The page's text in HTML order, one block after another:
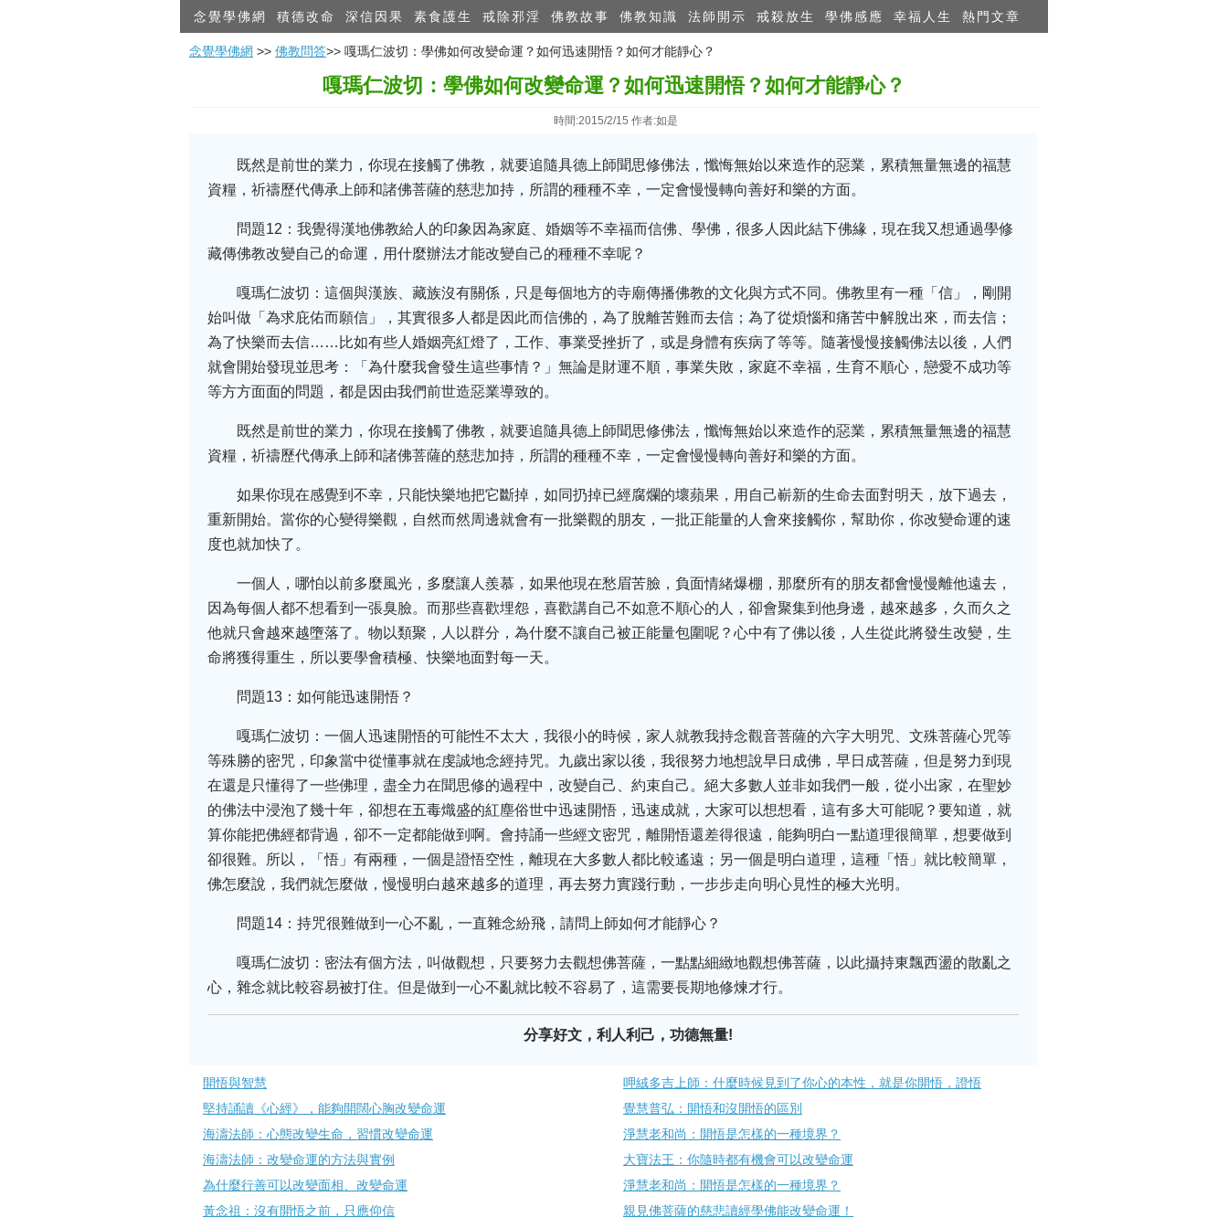
念覺學佛網 積德改命 深信因果 素食護生 戒除邪淫 佛教故事 佛教知識 法師開示 戒殺放生 學佛感應 幸福人生 熱門文章
念覺學佛網 >> 佛教問答>> 嘎瑪仁波切：學佛如何改變命運？如何迅速開悟？如何才能靜心？
嘎瑪仁波切：學佛如何改變命運？如何迅速開悟？如何才能靜心？
時間:2015/2/15 作者:如是
既然是前世的業力，你現在接觸了佛教，就要追隨具德上師聞思修佛法，懺悔無始以來造作的惡業，累積無量無邊的福慧
資糧，祈禱歷代傳承上師和諸佛菩薩的慈悲加持，所謂的種種不幸，一定會慢慢轉向善好和樂的方面。
問題12：我覺得漢地佛教給人的印象因為家庭、婚姻等不幸福而信佛、學佛，很多人因此結下佛緣，現在我又想通過學修
藏傳佛教改變自己的命運，用什麼辦法才能改變自己的種種不幸呢？
嘎瑪仁波切：這個與漢族、藏族沒有關係，只是每個地方的寺廟傳播佛教的文化與方式不同。佛教里有一種「信」，剛開
始叫做「為求庇佑而願信」，其實很多人都是因此而信佛的，為了脫離苦難而去信；為了從煩惱和痛苦中解脫出來，而去信；
為了快樂而去信……比如有些人婚姻亮紅燈了，工作、事業受挫折了，或是身體有疾病了等等。隨著慢慢接觸佛法以後，人們
就會開始發現並思考：「為什麼我會發生這些事情？」無論是財運不順，事業失敗，家庭不幸福，生育不順心，戀愛不成功等
等方方面面的問題，都是因由我們前世造惡業導致的。
既然是前世的業力，你現在接觸了佛教，就要追隨具德上師聞思修佛法，懺悔無始以來造作的惡業，累積無量無邊的福慧
資糧，祈禱歷代傳承上師和諸佛菩薩的慈悲加持，所謂的種種不幸，一定會慢慢轉向善好和樂的方面。
如果你現在感覺到不幸，只能快樂地把它斷掉，如同扔掉已經腐爛的壞蘋果，用自己嶄新的生命去面對明天，放下過去，
重新開始。當你的心變得樂觀，自然而然周邊就會有一批樂觀的朋友，一批正能量的人會來接觸你，幫助你，你改變命運的速
度也就加快了。
一個人，哪怕以前多麼風光，多麼讓人羨慕，如果他現在愁眉苦臉，負面情緒爆棚，那麼所有的朋友都會慢慢離他遠去，
因為每個人都不想看到一張臭臉。而那些喜歡埋怨，喜歡講自己不如意不順心的人，卻會聚集到他身邊，越來越多，久而久之
他就只會越來越墮落了。物以類聚，人以群分，為什麼不讓自己被正能量包圍呢？心中有了佛以後，人生從此將發生改變，生
命將獲得重生，所以要學會積極、快樂地面對每一天。
問題13：如何能迅速開悟？
嘎瑪仁波切：一個人迅速開悟的可能性不太大，我很小的時候，家人就教我持念觀音菩薩的六字大明咒、文殊菩薩心咒等
等殊勝的密咒，印象當中從懂事就在虔誠地念經持咒。九歲出家以後，我很努力地想說早日成佛，早日成菩薩，但是努力到現
在還是只懂得了一些佛理，盡全力在聞思修的過程中，改變自己、約束自己。絕大多數人並非如我們一般，從小出家，在聖妙
的佛法中浸泡了幾十年，卻想在五毒熾盛的紅塵俗世中迅速開悟，迅速成就，大家可以想想看，這有多大可能呢？要知道，就
算你能把佛經都背過，卻不一定都能做到啊。會持誦一些經文密咒，離開悟還差得很遠，能夠明白一點道理很簡單，想要做到
卻很難。所以，「悟」有兩種，一個是證悟空性，離現在大多數人都比較遙遠；另一個是明白道理，這種「悟」就比較簡單，
佛怎麼說，我們就怎麼做，慢慢明白越來越多的道理，再去努力實踐行動，一步步走向明心見性的極大光明。
問題14：持咒很難做到一心不亂，一直雜念紛飛，請問上師如何才能靜心？
嘎瑪仁波切：密法有個方法，叫做觀想，只要努力去觀想佛菩薩，一點點細緻地觀想佛菩薩，以此攝持東飄西盪的散亂之
心，雜念就比較容易被打住。但是做到一心不亂就比較不容易了，這需要長期地修煉才行。
分享好文，利人利己，功德無量!
開悟與智慧
呷絨多吉上師：什麼時候見到了你心的本性，就是你開悟，證悟
堅持誦讀《心經》，能夠開闊心胸改變命運
覺慧普弘：開悟和沒開悟的區別
海濤法師：心態改變生命，習慣改變命運
淨慧老和尚：開悟是怎樣的一種境界？
海濤法師：改變命運的方法與實例
大寶法王：你隨時都有機會可以改變命運​
為什麼行善可以改變面相、改變命運
淨慧老和尚：開悟是怎樣的一種境界？
黃念祖：沒有開悟之前，只應仰信
親見佛菩薩的慈悲讀經學佛能改變命運！